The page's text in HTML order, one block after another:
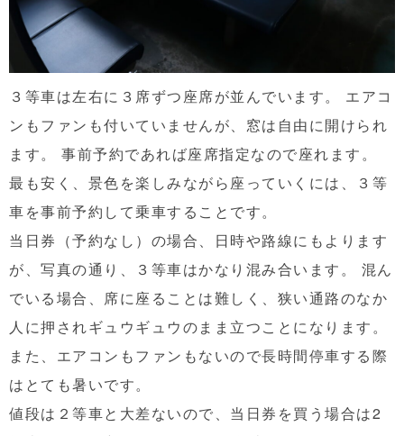
３等車は左右に３席ずつ座席が並んでいます。 エアコ
ンもファンも付いていませんが、窓は自由に開けられ
ます。 事前予約であれば座席指定なので座れます。
最も安く、景色を楽しみながら座っていくには、３等
車を事前予約して乗車することです。
当日券（予約なし）の場合、日時や路線にもよります
が、写真の通り、３等車はかなり混み合います。 混ん
でいる場合、席に座ることは難しく、狭い通路のなか
人に押されギュウギュウのまま立つことになります。
また、エアコンもファンもないので長時間停車する際
はとても暑いです。
値段は２等車と大差ないので、当日券を買う場合は2